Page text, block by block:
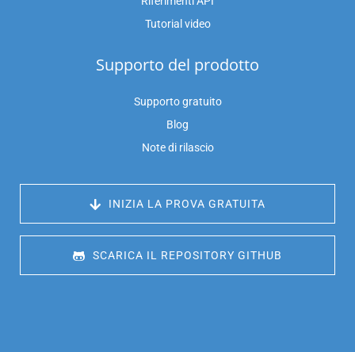
Tutorial video
Supporto del prodotto
Supporto gratuito
Blog
Note di rilascio
INIZIA LA PROVA GRATUITA
SCARICA IL REPOSITORY GITHUB